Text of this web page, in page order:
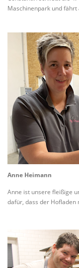
Maschinenpark und
Anne Heimann
Anne ist unsere fleißige
dafür, dass der Hofladen